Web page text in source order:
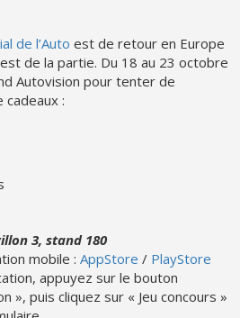
de l’Auto est de retour en Europe
de la partie. Du 18 au 23 octobre
Autovision pour tenter de
:
3, stand 180
mobile : AppStore / PlayStore
appuyez sur le bouton
», puis cliquez sur « Jeu concours »